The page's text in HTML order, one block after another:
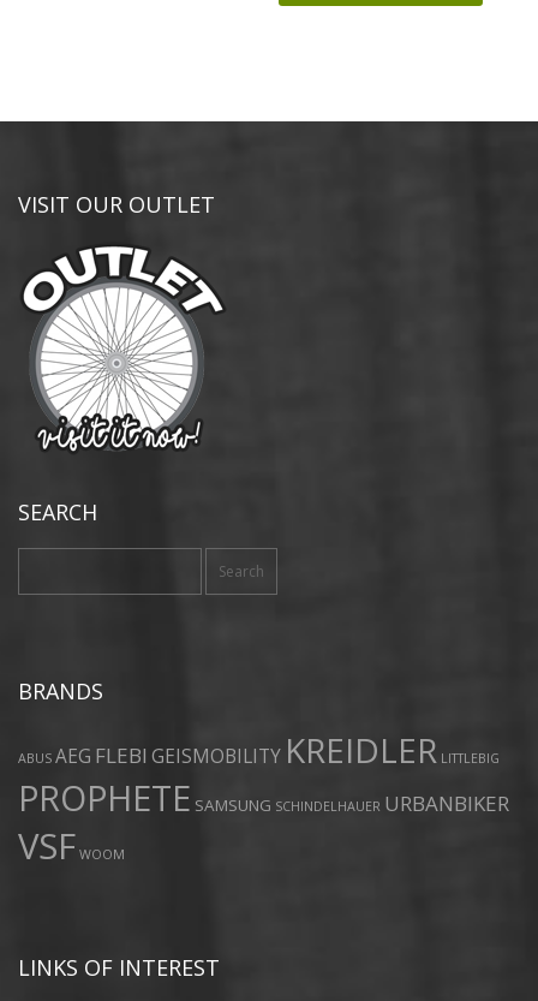
VISIT OUR OUTLET
SEARCH
BRANDS
ABUS AEG FLEBI GEISMOBILITY KREIDLER LITTLEBIG
PROPHETE SAMSUNG SCHINDELHAUER URBANBIKER
VSF WOOM
LINKS OF INTEREST